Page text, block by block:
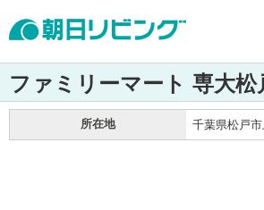
ファミリーマート 専大松
所在地 千葉県松戸